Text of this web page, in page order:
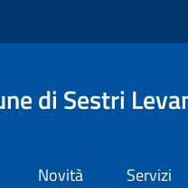
di Sestri
Novità Servizi